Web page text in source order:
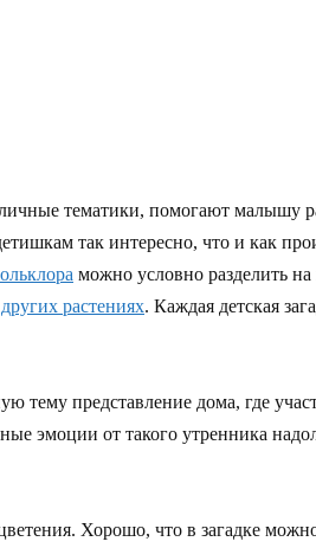
тематики, помогают малышу
так интересно, что и как
можно условно разделить
растениях. Каждая детская
тему представление дома, где
эмоции от такого утренника
Хорошо, что в загадке